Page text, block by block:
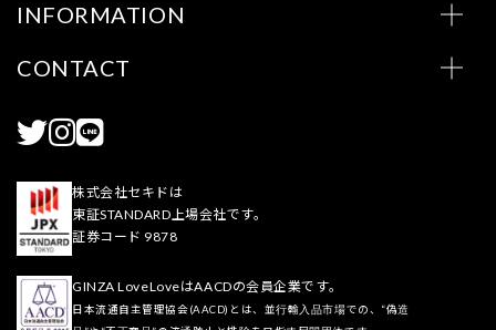
INFORMATION
CONTACT
株式会社セキドは
東証STANDARD上場会社です。
証券コード 9878
GINZA LoveLoveはAACDの会員企業です。
日本流通自主管理協会(AACD)とは、並行輸入品市場での、“偽造